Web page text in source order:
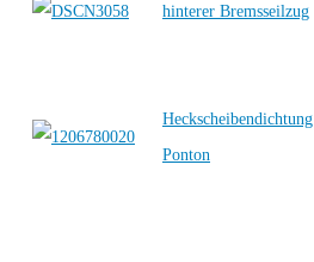
hinterer Bremsseilzug
Heckscheibendichtung
Ponton